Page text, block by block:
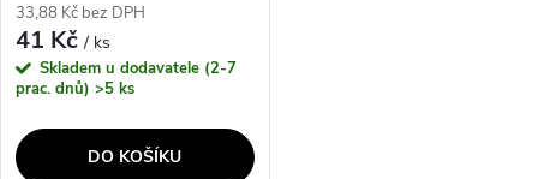
33,88 Kč bez DPH
41 Kč/ ks
Skladem u dodavatele (2-7
prac. dnů) >5 ks
DO KOŠÍKU